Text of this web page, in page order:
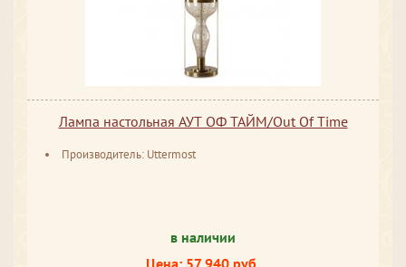
Лампа настольная АУТ ОФ ТАЙМ/Out Of Time
Производитель: Uttermost
в наличии